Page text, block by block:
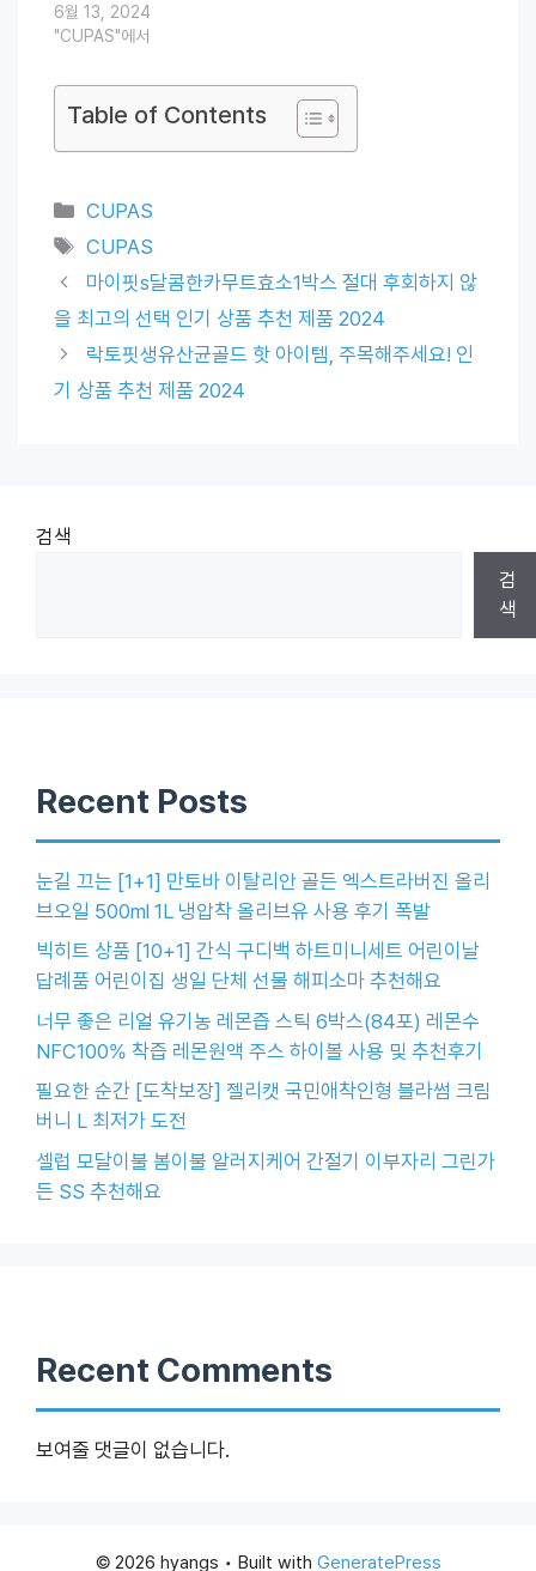
6월 13, 2024
"CUPAS"에서
Table of Contents
Categories
CUPAS
Tags
CUPAS
마이핏s달콤한카무트효소1박스 절대 후회하지 않
을 최고의 선택 인기 상품 추천 제품 2024
락토핏생유산균골드 핫 아이템, 주목해주세요! 인
기 상품 추천 제품 2024
검색
검
색
Recent Posts
눈길 끄는 [1+1] 만토바 이탈리안 골든 엑스트라버진 올리
브오일 500ml 1L 냉압착 올리브유 사용 후기 폭발
빅히트 상품 [10+1] 간식 구디백 하트미니세트 어린이날
답례품 어린이집 생일 단체 선물 해피소마 추천해요
너무 좋은 리얼 유기농 레몬즙 스틱 6박스(84포) 레몬수
NFC100% 착즙 레몬원액 주스 하이볼 사용 및 추천후기
필요한 순간 [도착보장] 젤리캣 국민애착인형 블라썸 크림
버니 L 최저가 도전
셀럽 모달이불 봄이불 알러지케어 간절기 이부자리 그린가
든 SS 추천해요
Recent Comments
보여줄 댓글이 없습니다.
© 2026 hyangs • Built with GeneratePress